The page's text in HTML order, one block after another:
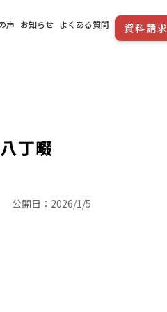
声 お知らせ よくある質問 資料請求
丁畷
公開日： 2026/1/5